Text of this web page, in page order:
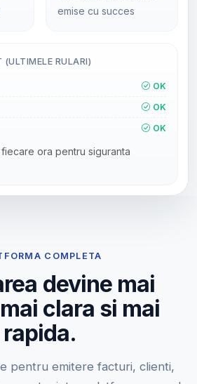
emise cu succes
RULARI)
OK
OK
OK
ora pentru siguranta
COMPLETA
devine mai
clara si mai
rapida.
pentru emitere facturi, clienti,